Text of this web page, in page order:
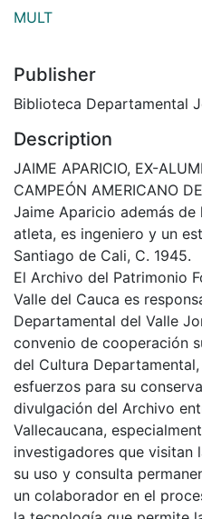
MULT
Publisher
Biblioteca Departamental
Description
JAIME APARICIO, EX-
CAMPEÓN AMERICANO
Jaime Aparicio además
atleta, es ingeniero y un
Santiago de Cali, C. 1945.
El Archivo del Patrimonio
Valle del Cauca es
Departamental del Valle
convenio de cooperación
del Cultura
esfuerzos para su
divulgación del Archivo
Vallecaucana,
investigadores que visitan
su uso y consulta
un colaborador en el